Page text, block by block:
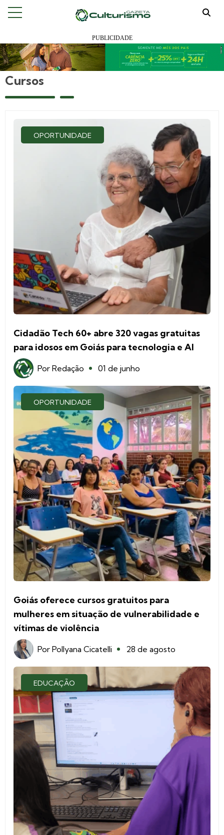
Cursos
OPORTUNIDADE
Cidadão Tech 60+ abre 320 vagas gratuitas
para idosos em Goiás para tecnologia e AI
Por Redação 01 de junho
OPORTUNIDADE
Goiás oferece cursos gratuitos para
mulheres em situação de vulnerabilidade e
vítimas de violência
Por Pollyana Cicatelli 28 de agosto
EDUCAÇÃO